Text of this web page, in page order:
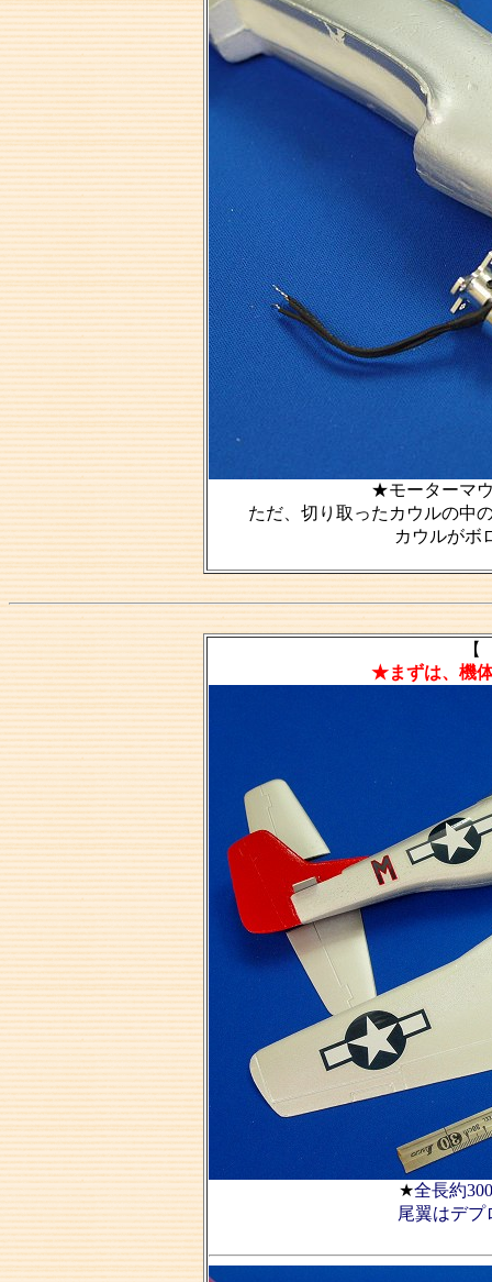
★モーターマ
ただ、切り取ったカウルの中
カウルがボ
★まずは、機
★全長約
尾翼はデプ